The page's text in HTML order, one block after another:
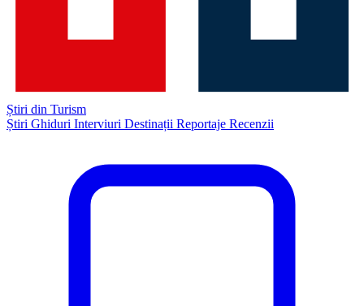
Știri din Turism
Știri Ghiduri Interviuri Destinații Reportaje Recenzii